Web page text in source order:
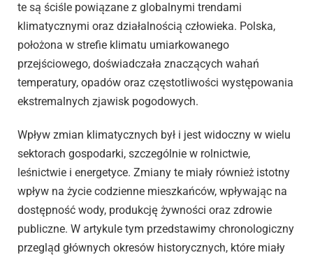
te są ściśle powiązane z globalnymi trendami
klimatycznymi oraz działalnością człowieka. Polska,
położona w strefie klimatu umiarkowanego
przejściowego, doświadczała znaczących wahań
temperatury, opadów oraz częstotliwości występowania
ekstremalnych zjawisk pogodowych.
Wpływ zmian klimatycznych był i jest widoczny w wielu
sektorach gospodarki, szczególnie w rolnictwie,
leśnictwie i energetyce. Zmiany te miały również istotny
wpływ na życie codzienne mieszkańców, wpływając na
dostępność wody, produkcję żywności oraz zdrowie
publiczne. W artykule tym przedstawimy chronologiczny
przegląd głównych okresów historycznych, które miały